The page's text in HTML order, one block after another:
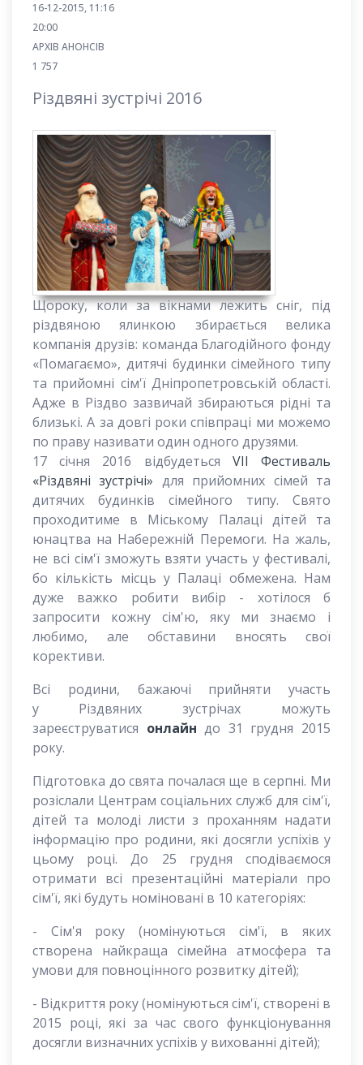
16-12-2015, 11:16
20:00
АРХІВ АНОНСІВ
1 757
Різдвяні зустрічі 2016
Щороку, коли за вікнами лежить сніг, під
різдвяною ялинкою збирається велика
компанія друзів: команда Благодійного фонду
«Помагаємо», дитячі будинки сімейного типу
та прийомні сім'ї Дніпропетровській області.
Адже в Різдво зазвичай збираються рідні та
близькі. А за довгі роки співпраці ми можемо
по праву називати один одного друзями.
17 січня 2016 відбудеться VII Фестиваль
«Різдвяні зустрічі» для прийомних сімей та
дитячих будинків сімейного типу. Свято
проходитиме в Міському Палаці дітей та
юнацтва на Набережній Перемоги. На жаль,
не всі сім'ї зможуть взяти участь у фестивалі,
бо кількість місць у Палаці обмежена. Нам
дуже важко робити вибір - хотілося б
запросити кожну сім'ю, яку ми знаємо і
любимо, але обставини вносять свої
корективи.
Всі родини, бажаючі прийняти участь
у Різдвяних зустрічах можуть
зареєструватися онлайн до 31 грудня 2015
року.
Підготовка до свята почалася ще в серпні. Ми
розіслали Центрам соціальних служб для сім'ї,
дітей та молоді листи з проханням надати
інформацію про родини, які досягли успіхів у
цьому році. До 25 грудня сподіваємося
отримати всі презентаційні матеріали про
сім'ї, які будуть номіновані в 10 категоріях:
- Сім'я року (номінуються сім'ї, в яких
створена найкраща сімейна атмосфера та
умови для повноцінного розвитку дітей);
- Відкриття року (номінуються сім'ї, створені в
2015 році, які за час свого функціонування
досягли визначних успіхів у вихованні дітей);